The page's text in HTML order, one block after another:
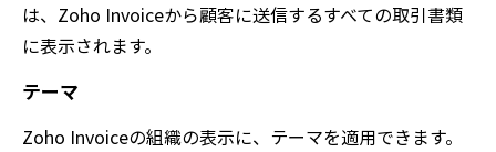
は、Zoho Invoiceから顧客に送信するすべての取引書類
に表示されます。
テーマ
Zoho Invoiceの組織の表示に、テーマを適用できます。